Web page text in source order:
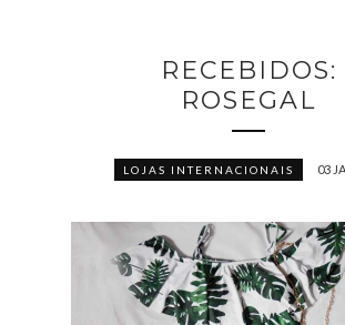
RECEBIDOS:
ROSEGAL
LOJAS INTERNACIONAIS 03